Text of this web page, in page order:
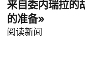
来自委内瑞拉的
的准备»
阅读新闻